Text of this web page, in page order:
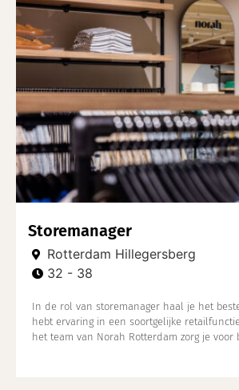
Storemanager
Rotterdam Hillegersberg
32 - 38
In de rol van storemanager haal je het
hebt ervaring in een soortgelijke
het team van Norah Rotterdam zorg je voor